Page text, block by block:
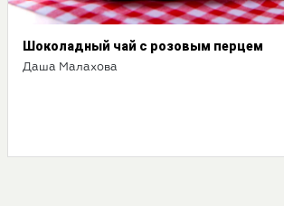
Шоколадный чай с розовым перцем
Даша Малахова